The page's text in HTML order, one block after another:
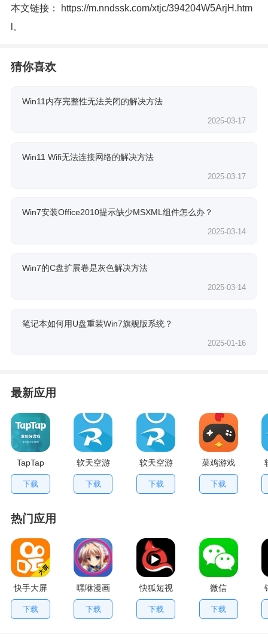
本文链接：
https://m.nndssk.com/xtjc/394204W5ArjH.htm
。
猜你喜欢
Win11内存完整性无法关闭的解决方法
2025-03-17
Win11 Wifi无法连接网络的解决方法
2025-03-17
Win7安装Office2010提示缺少MSXML组件怎么办？
2025-03-14
Win7的C盘扩展卷是灰色解决方法
2025-03-14
笔记本如何用U盘重装Win7旗舰版系统？
2025-01-16
最新应用
TapTap
V2.84.0
手机版
下载
软天空游
戏盒应用
下载
软天空游
戏大全
App
下载
菜鸡游戏
不用排队
版
下载
热门应用
快手大屏
版
下载
嘿咻漫画
下载
快狐短视
频
下载
微信
下载